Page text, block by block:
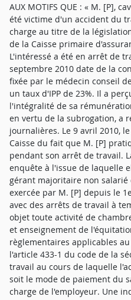
AUX MOTIFS QUE : « M. [P],
été victime d'un accident du
charge au titre de la
de la Caisse primaire
L'intéressé a été en arrêt de
septembre 2010 date de la
fixée par le médecin conseil
un taux d'IPP de 23%. Il a
l'intégralité de sa
en vertu de la subrogation, a
journalières. Le 9 avril 2010,
Caisse du fait que M. [P]
pendant son arrêt de travail.
enquête à l'issue de laquelle
gérant majoritaire non salarié
exercée par M. [P] depuis le
avec des arrêts de travail à
objet toute activité de
et enseignement de
règlementaires applicables
l'article 433-1 du code de la
travail au cours de laquelle
soit le mode de paiement du
charge de l'employeur. Une